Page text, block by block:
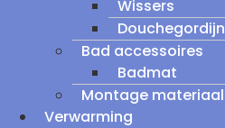
Wissers
Douchegordijn
Bad accessoires
Badmat
Montage materiaal
Verwarming